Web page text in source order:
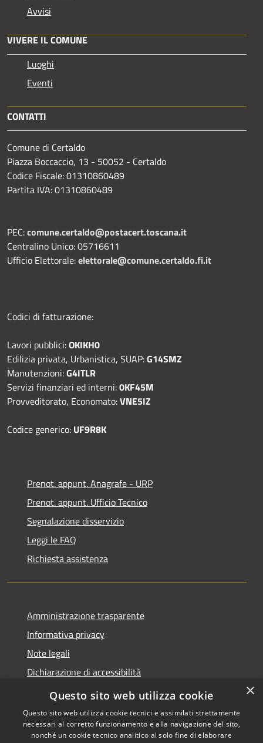
Avvisi
VIVERE IL COMUNE
Luoghi
Eventi
CONTATTI
Comune di Certaldo
Piazza Boccaccio, 13 - 50052 - Certaldo
Codice Fiscale: 01310860489
Partita IVA: 01310860489
PEC:comune.certaldo@postacert.toscana.it
Centralino Unico: 05716611
Ufficio Elettorale:elettorale@comune.certaldo.fi.it
Codici di fatturazione:
Lavori pubblici:OKIKH0
Edilizia privata, Urbanistica, SUAP:G14SMZ
Manutenzioni:G4ITLR
Servizi finanziari ed interni:0KF45M
Provveditorato, Economato:VNE5IZ
Codice generico: UF9R8K
Prenot. appunt. Anagrafe - URP
Prenot. appunt. Ufficio Tecnico
Segnalazione disservizio
Leggi le FAQ
Richiesta assistenza
Amministrazione trasparente
Informativa privacy
Note legali
Dichiarazione di accessibilità
Whistleblowing
×
Questo sito web utilizza cookie
Questo sito web utilizza cookie tecnici e assimilati strettamente
necessari al corretto funzionamento e alla navigazione del sito,
nonché un cookie tecnico analitico al solo fine di elaborare